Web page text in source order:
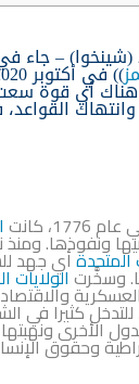
بكين 16 سبتمبر 2021
إذا كانت هناك أي
وانتهاك
كانت
ونفوذها. ومنذ
المتحدةأي جهد
وسخَّرتالولايات
للتدخل كثيرا في
الأخرى
وحقوق